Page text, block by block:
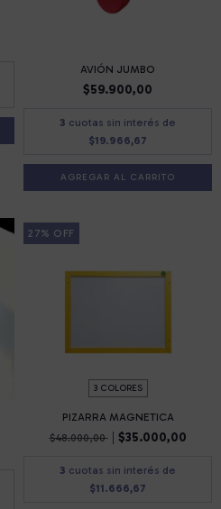
AVIÓN JUMBO
$59.900,00
3 cuotas sin interés de
$19.966,67
27% OFF
3 COLORES
PIZARRA MAGNETICA
$48.000,00
$35.000,00
3 cuotas sin interés de
$11.666,67